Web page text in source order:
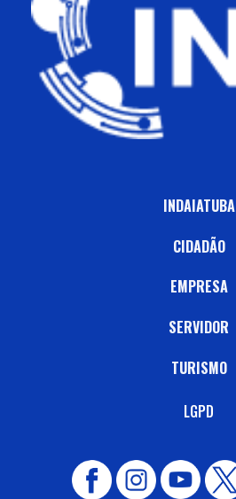
INDAIATUBA
CIDADÃO
EMPRESA
SERVIDOR
TURISMO
LGPD